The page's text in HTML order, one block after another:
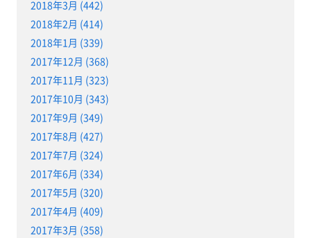
2018年3月 (442)
2018年2月 (414)
2018年1月 (339)
2017年12月 (368)
2017年11月 (323)
2017年10月 (343)
2017年9月 (349)
2017年8月 (427)
2017年7月 (324)
2017年6月 (334)
2017年5月 (320)
2017年4月 (409)
2017年3月 (358)